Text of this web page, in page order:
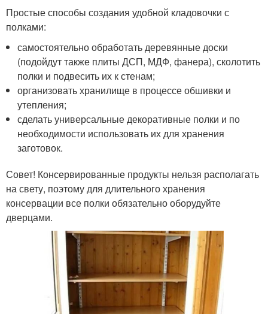
Простые способы создания удобной кладовочки с
полками:
самостоятельно обработать деревянные доски
(подойдут также плиты ДСП, МДФ, фанера), сколотить
полки и подвесить их к стенам;
организовать хранилище в процессе обшивки и
утепления;
сделать универсальные декоративные полки и по
необходимости использовать их для хранения
заготовок.
Совет! Консервированные продукты нельзя располагать
на свету, поэтому для длительного хранения
консервации все полки обязательно оборудуйте
дверцами.